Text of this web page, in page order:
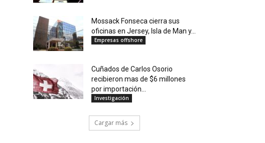
Mossack Fonseca cierra sus
oficinas en Jersey, Isla de Man y...
Empresas offshore
Cuñados de Carlos Osorio
recibieron mas de $6 millones
por importación...
Investigación
Cargar más